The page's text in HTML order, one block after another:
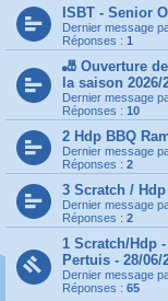
ISBT - Senior
Dernier message
Réponses : 1
🎳 Ouverture
la saison 2026/
Dernier message
Réponses : 10
2 Hdp BBQ
Dernier message
Réponses : 2
3 Scratch / Hdp
Dernier message
Réponses : 2
1 Scratch/Hdp
Pertuis - 28/06/
Dernier message
Réponses : 65